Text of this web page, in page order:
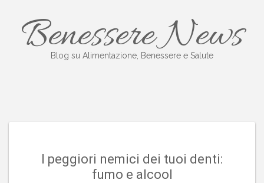
contenutoBenessere News
Blog su Alimentazione, Benessere e Salute
I peggiori nemici dei tuoi denti:
fumo e alcool